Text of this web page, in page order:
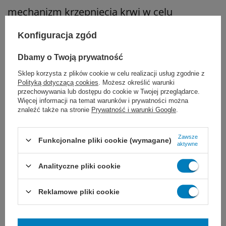
mechanizm krzepnięcia krwi w celu
przyspieszenia fizjologicznej hemostazy.
tamponu z gąbki może się rozszerzać,
zapewniając odpowiednią kompresję
powierzchni rany i fizyczną hemostazę
hemostatycznej tworzy wilgotne środowisko
przyspieszające odnowę błony śluzowej
nosa, zmniejszając uszkodzenia i możliwość
ponownego krwawienia.
Konfiguracja zgód
Dbamy o Twoją prywatność
Sklep korzysta z plików cookie w celu realizacji usług zgodnie z
Polityką dotyczącą cookies . Możesz określić warunki
przechowywania lub dostępu do cookie w Twojej przeglądarce.
Więcej informacji na temat warunków i prywatności można
znaleźć także na stronie Prywatność i warunki Google
Funkcjonalne pliki cookie (wymagane)
Zawsze
aktywne
Analityczne pliki cookie
Reklamowe pliki cookie